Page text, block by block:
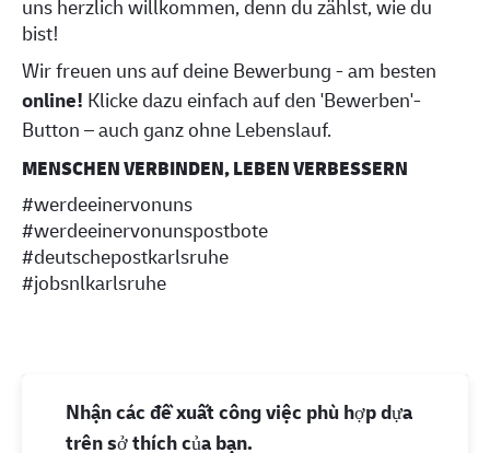
uns herzlich willkommen, denn du zählst, wie du
bist!
Wir freuen uns auf deine Bewerbung - am besten
online! Klicke dazu einfach auf den 'Bewerben'-
Button – auch ganz ohne Lebenslauf.
MENSCHEN VERBINDEN, LEBEN VERBESSERN
#werdeeinervonuns
#werdeeinervonunspostbote
#deutschepostkarlsruhe
#jobsnlkarlsruhe
Nhận các đề xuất công việc phù hợp dựa
trên sở thích của bạn.